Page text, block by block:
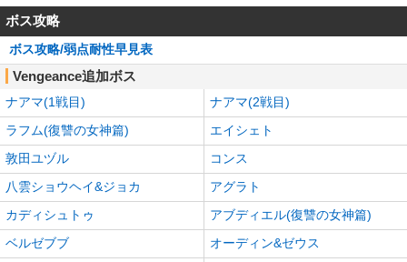
ボス攻略
ボス攻略/弱点耐性早見表
Vengeance追加ボス
ナアマ(1戦目)
ナアマ(2戦目)
ラフム(復讐の女神篇)
エイシェト
敦田ユヅル
コンス
八雲ショウヘイ&ジョカ
アグラト
カディシュトゥ
アブディエル(復讐の女神篇)
ベルゼブブ
オーディン&ゼウス